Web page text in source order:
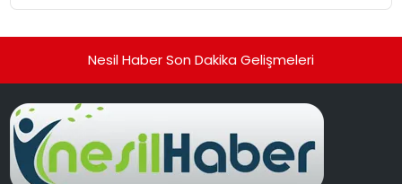
Nesil Haber Son Dakika Gelişmeleri